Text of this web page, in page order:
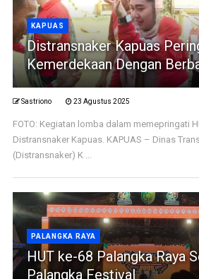
KAPUAS
Distransnaker Kapuas
Kemerdekaan Dengan
Sastriono 23 Agustus 2025
FOTO: Kegiatan lomba dalam memepringati
Distransnaker Kapuas. KAPUAS – Dinas
(Distransnaker) K ...
PALANGKA RAYA
HUT ke-68 Palangka Raya
Palangka Festival